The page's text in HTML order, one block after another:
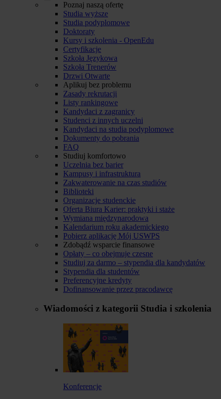
Poznaj naszą ofertę
Studia wyższe
Studia podyplomowe
Doktoraty
Kursy i szkolenia - OpenEdu
Certyfikacje
Szkoła Językowa
Szkoła Trenerów
Drzwi Otwarte
Aplikuj bez problemu
Zasady rekrutacji
Listy rankingowe
Kandydaci z zagranicy
Studenci z innych uczelni
Kandydaci na studia podyplomowe
Dokumenty do pobrania
FAQ
Studiuj komfortowo
Uczelnia bez barier
Kampusy i infrastruktura
Zakwaterowanie na czas studiów
Biblioteki
Organizacje studenckie
Oferta Biura Karier: praktyki i staże
Wymiana międzynarodowa
Kalendarium roku akademickiego
Pobierz aplikację Mój USWPS
Zdobądź wsparcie finansowe
Opłaty – co obejmuje czesne
Studiuj za darmo – stypendia dla kandydatów
Stypendia dla studentów
Preferencyjne kredyty
Dofinansowanie przez pracodawcę
Wiadomości z kategorii Studia i szkolenia
Konferencje